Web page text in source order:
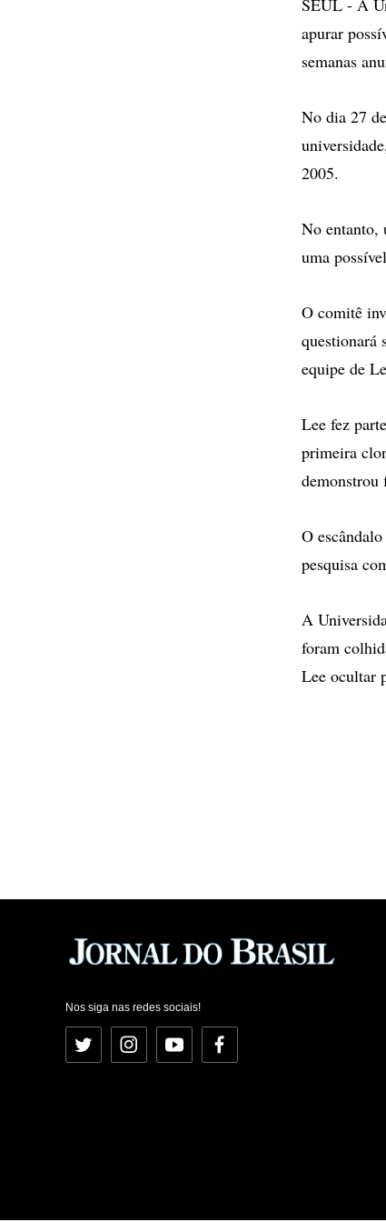
SEUL - A
apurar
semanas
No dia 27
2005.
No entanto,
uma
O comitê
questionará
equipe de
Lee fez
primeira
demonstrou
O
pesquisa
A
foram
Lee ocultar
Nos siga nas redes sociais!
Twitter InstagramYouTubeFacebook